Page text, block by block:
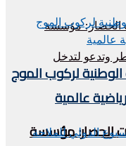
الحصار: مؤسسة
لركوب الموج
عالمية